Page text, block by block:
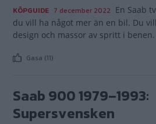
KÖPGUIDE 7 december 2022 En Saab
du vill ha något mer än en bil. Du
design och massor av spritt i benen.
Gasa (11)
Saab 900 1979–1993:
Supersvensken